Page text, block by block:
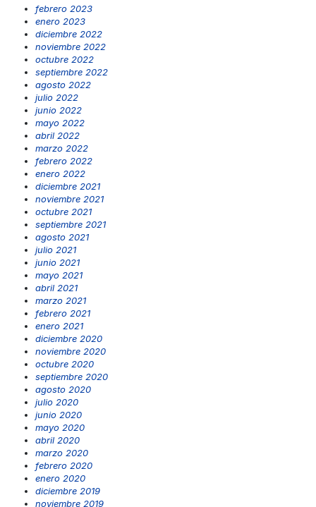
febrero 2023
enero 2023
diciembre 2022
noviembre 2022
octubre 2022
septiembre 2022
agosto 2022
julio 2022
junio 2022
mayo 2022
abril 2022
marzo 2022
febrero 2022
enero 2022
diciembre 2021
noviembre 2021
octubre 2021
septiembre 2021
agosto 2021
julio 2021
junio 2021
mayo 2021
abril 2021
marzo 2021
febrero 2021
enero 2021
diciembre 2020
noviembre 2020
octubre 2020
septiembre 2020
agosto 2020
julio 2020
junio 2020
mayo 2020
abril 2020
marzo 2020
febrero 2020
enero 2020
diciembre 2019
noviembre 2019